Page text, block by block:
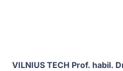
VILNIUS TECH Prof. habil.